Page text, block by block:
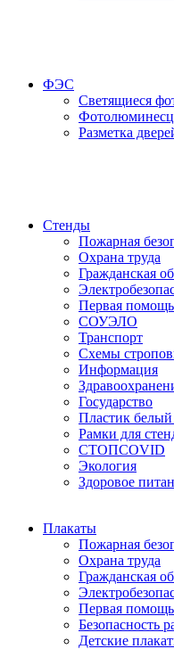
ФЭС
Светящиеся
Разметка
Стенды
Пожарная
Охрана труда
Гражданская
Первая помощь
СОУЭЛО
Транспорт
Схемы
Информация
Государство
Пластик белый
Рамки для
СТОПCOVID
Экология
Здоровое
Плакаты
Пожарная
Охрана труда
Гражданская
Первая помощь
Безопасность
Детские